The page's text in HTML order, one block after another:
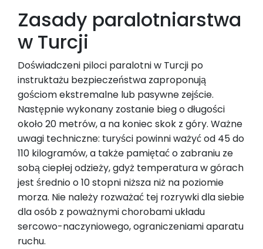
Zasady paralotniarstwa
w Turcji
Doświadczeni piloci paralotni w Turcji po
instruktażu bezpieczeństwa zaproponują
gościom ekstremalne lub pasywne zejście.
Następnie wykonany zostanie bieg o długości
około 20 metrów, a na koniec skok z góry. Ważne
uwagi techniczne: turyści powinni ważyć od 45 do
110 kilogramów, a także pamiętać o zabraniu ze
sobą ciepłej odzieży, gdyż temperatura w górach
jest średnio o 10 stopni niższa niż na poziomie
morza. Nie należy rozważać tej rozrywki dla siebie
dla osób z poważnymi chorobami układu
sercowo-naczyniowego, ograniczeniami aparatu
ruchu.